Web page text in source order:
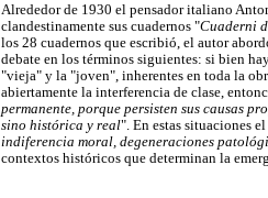
Alrededor de 1930 el pensador italiano
clandestinamente sus cuadernos "Cuaderni
los 28 cuadernos que escribió, el autor
debate en los términos siguientes: si bien
"vieja" y la "joven", inherentes en toda la
abiertamente la interferencia de clase,
permanente, porque persisten sus causas
sino histórica y real". En estas situaciones
indiferencia moral, degeneraciones
contextos históricos que determinan la